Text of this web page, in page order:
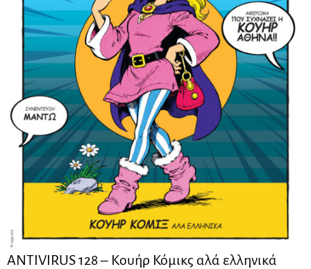
ANTIVIRUS 128 – Kουήρ Κόμικς αλά ελληνικά